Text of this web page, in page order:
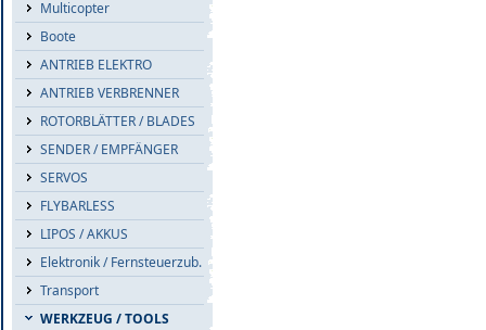
Multicopter
Boote
ANTRIEB ELEKTRO
ANTRIEB VERBRENNER
ROTORBLÄTTER / BLADES
SENDER / EMPFÄNGER
SERVOS
FLYBARLESS
LIPOS / AKKUS
Elektronik / Fernsteuerzub.
Transport
WERKZEUG / TOOLS